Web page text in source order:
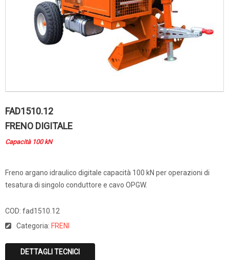
FAD1510.12
FRENO DIGITALE
Capacità 100 kN
Freno argano idraulico digitale capacità 100 kN per operazioni di
tesatura di singolo conduttore e cavo OPGW.
COD: fad1510.12
Categoria: FRENI
DETTAGLI TECNICI